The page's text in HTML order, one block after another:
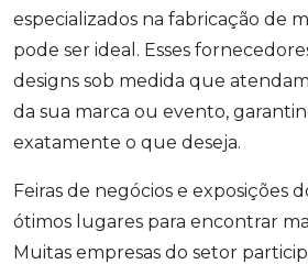
especializados na fabricação de
pode ser ideal. Esses
designs sob medida que
da sua marca ou evento,
exatamente o que deseja.
Feiras de negócios e exposições
ótimos lugares para encontrar
Muitas empresas do setor